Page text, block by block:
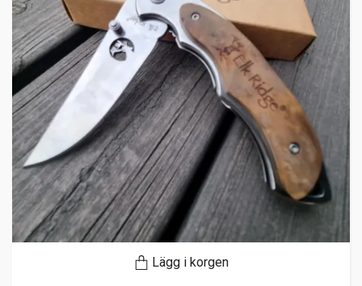
Lägg i korgen